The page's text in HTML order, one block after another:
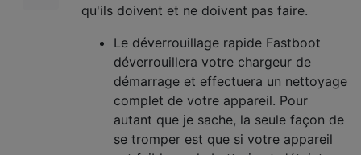
qu'ils doivent et ne doivent pas faire.
Le déverrouillage rapide Fastboot
déverrouillera votre chargeur de
démarrage et effectuera un nettoyage
complet de votre appareil. Pour
autant que je sache, la seule façon de
se tromper est que si votre appareil